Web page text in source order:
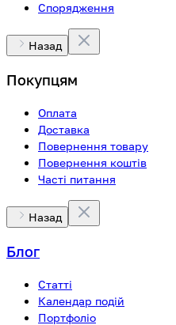
Спорядження
Назад
Покупцям
Оплата
Доставка
Повернення товару
Повернення коштів
Часті питання
Назад
Блог
Статті
Календар подій
Портфоліо